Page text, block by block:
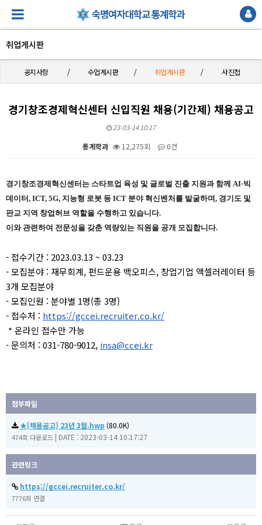
취업게시판
공지사항 수업게시판 취업게시판 사진첩
경기창조경제혁신센터 신입직원 채용(기간제) 채용공고
23-03-14 10:17
통계학과 12,275회 0건
경기창조경제혁신센터는 스타트업 육성 및 글로벌 진출 지원과 함께 AI·빅
데이터 , ICT, 5G, 지능형 로봇 등 ICT 분야 혁신벤처를 발굴하며 , 경기도 및
판교 지역 창업허브 역할을 수행하고 있습니다.
이와 관련하여 전문성을 갖춘 역량있는 직원을 공개 모집합니다.
- 접수기간 : 2023.03.13 ~ 03.23
- 모집분야 : 재무회계, 펀드운용 백오피스, 창업기업 액셀러레이터 등
3개 모집분야
- 모집인원 : 분야별 1명(총 3명)
- 접수처 : https://gccei.recruiter.co.kr/
* 온라인 접수만 가능
- 문의처 : 031-780-9012, insa@ccei.kr
첨부파일
★[채용공고] 23년 3월.hwp (80.0K)
474회 다운로드 | DATE : 2023-03-14 10:17:27
관련링크
https://gccei.recruiter.co.kr/
7776회 연결